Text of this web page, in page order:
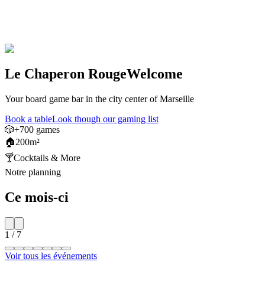
Le Chaperon RougeWelcome
Your board game bar in the city center of Marseille
Book a tableLook though our gaming list
🎲+700 games
🏠200m²
🍸Cocktails & More
Notre planning
Ce mois-ci
1 / 7
Voir tous les événements